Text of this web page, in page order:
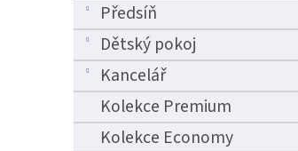
Předsíň
Dětský pokoj
Kancelář
Kolekce Premium
Kolekce Economy